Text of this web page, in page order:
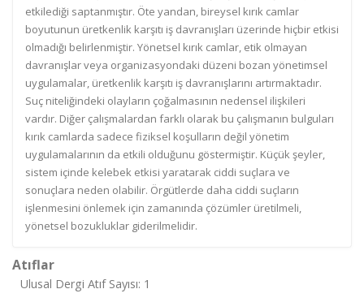
etkilediği saptanmıştır. Öte yandan, bireysel kırık camlar
boyutunun üretkenlik karşıtı iş davranışları üzerinde hiçbir etkisi
olmadığı belirlenmiştir. Yönetsel kırık camlar, etik olmayan
davranışlar veya organizasyondaki düzeni bozan yönetimsel
uygulamalar, üretkenlik karşıtı iş davranışlarını artırmaktadır.
Suç niteliğindeki olayların çoğalmasının nedensel ilişkileri
vardır. Diğer çalışmalardan farklı olarak bu çalışmanın bulguları
kırık camlarda sadece fiziksel koşulların değil yönetim
uygulamalarının da etkili olduğunu göstermiştir. Küçük şeyler,
sistem içinde kelebek etkisi yaratarak ciddi suçlara ve
sonuçlara neden olabilir. Örgütlerde daha ciddi suçların
işlenmesini önlemek için zamanında çözümler üretilmeli,
yönetsel bozukluklar giderilmelidir.
Atıflar
Ulusal Dergi Atıf Sayısı: 1